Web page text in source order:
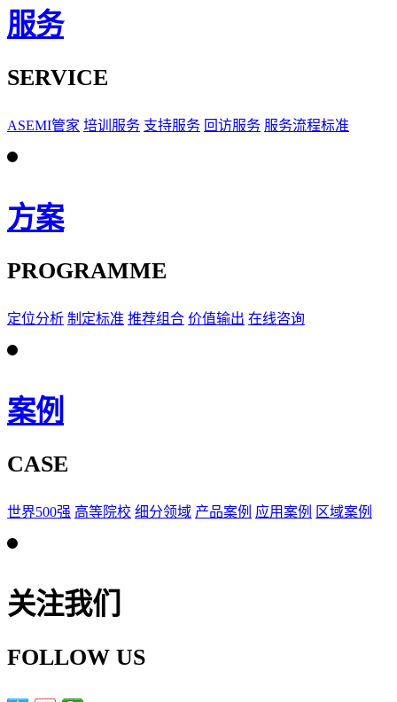
服务
SERVICE
ASEMI管家 培训服务 支持服务 回访服务 服务流程标准
方案
PROGRAMME
定位分析 制定标准 推荐组合 价值输出 在线咨询
案例
CASE
世界500强 高等院校 细分领域 产品案例 应用案例 区域案例
关注我们
FOLLOW US